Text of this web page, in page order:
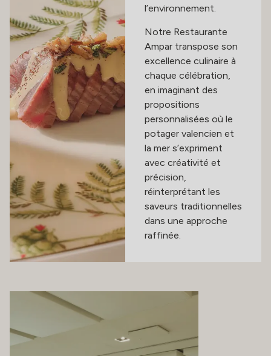
l’environnement.
Notre Restaurante
Ampar transpose son
excellence culinaire à
chaque célébration,
en imaginant des
propositions
personnalisées où le
potager valencien et
la mer s’expriment
avec créativité et
précision,
réinterprétant les
saveurs traditionnelles
dans une approche
raffinée.